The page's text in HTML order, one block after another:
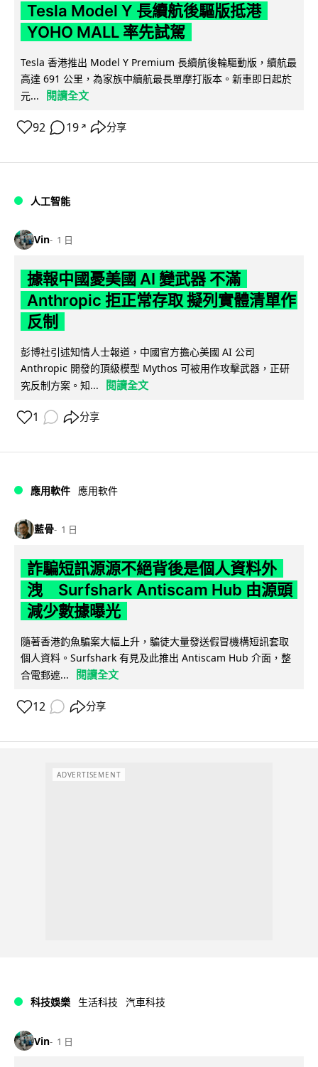
Tesla Model Y 長續航後驅版抵港
YOHO MALL 率先試駕
Tesla 香港推出 Model Y Premium 長續航後輪驅動版，續航最
高達 691 公里，為家族中續航最長單摩打版本。新車即日起於
元...
閱讀全文
92 19 ↗ 分享
人工智能
Vin 1 日
據報中國憂美國 AI 變武器 不滿
Anthropic 拒正常存取 擬列實體清單作
反制
彭博社引述知情人士報道，中國官方擔心美國 AI 公司
Anthropic 開發的頂級模型 Mythos 可被用作攻擊武器，正研
究反制方案。知...
閱讀全文
1 分享
應用軟件 應用軟件
藍骨 1 日
詐騙短訊源源不絕背後是個人資料外
洩 Surfshark Antiscam Hub 由源頭
減少數據曝光
隨著香港釣魚騙案大幅上升，騙徒大量發送假冒機構短訊套取
個人資料。Surfshark 有見及此推出 Antiscam Hub 介面，整
合電郵遮...
閱讀全文
12 分享
ADVERTISEMENT
科技娛樂 生活科技 汽車科技
Vin 1 日